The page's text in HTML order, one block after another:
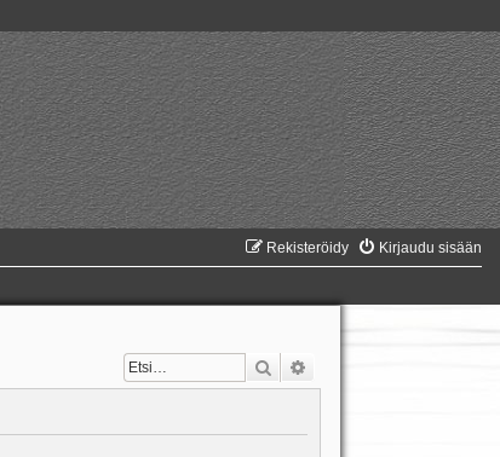
Kirjaudu sisään
Rekisteröidy
Etsi